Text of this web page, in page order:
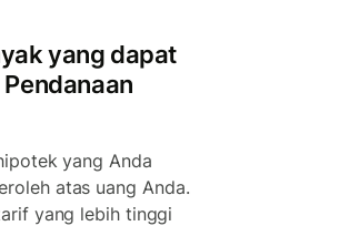
yang dapat
yang Anda
atas uang Anda.
yang lebih tinggi